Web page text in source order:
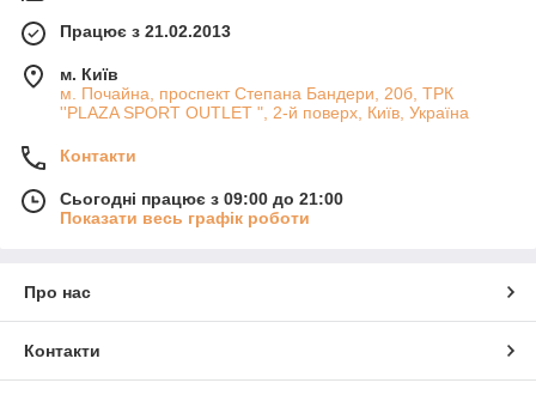
Працює з 21.02.2013
м. Київ
м. Почайна, проспект Степана Бандери, 20б, ТРК
''PLAZA SPORT OUTLET ", 2-й поверх, Київ, Україна
Контакти
Сьогодні працює з 09:00 до 21:00
Показати весь графік роботи
Про нас
Контакти